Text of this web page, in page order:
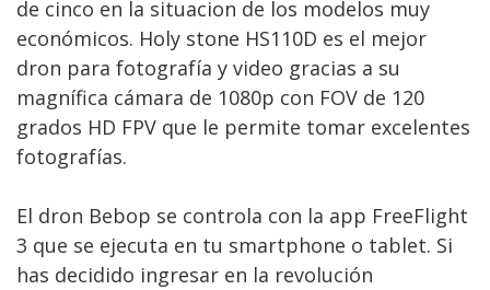
de cinco en la situacion de los modelos muy
económicos. Holy stone HS110D es el mejor
dron para fotografía y video gracias a su
magnífica cámara de 1080p con FOV de 120
grados HD FPV que le permite tomar excelentes
fotografías.
El dron Bebop se controla con la app FreeFlight
3 que se ejecuta en tu smartphone o tablet. Si
has decidido ingresar en la revolución